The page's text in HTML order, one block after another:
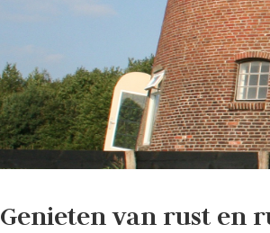
Genieten van rust en